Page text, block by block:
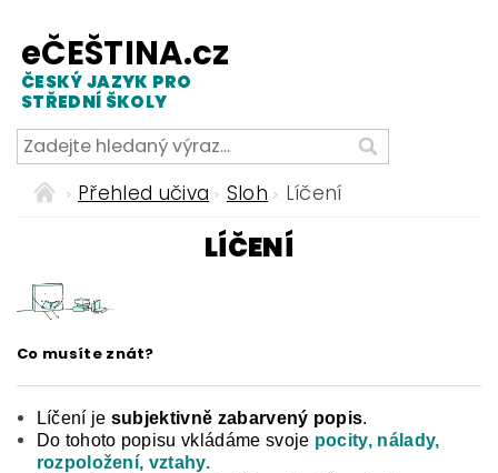
eČEŠTINA.cz
ČESKÝ JAZYK PRO
STŘEDNÍ ŠKOLY
Přehled učiva Sloh Líčení
LÍČENÍ
Co musíte znát?
Líčení je subjektivně zabarvený popis.
Do tohoto popisu vkládáme svoje pocity, nálady,
rozpoložení, vztahy.